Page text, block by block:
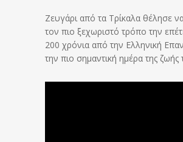
Ζευγάρι από τα Τρίκαλα θέλησε
τον πιο ξεχωριστό τρόπο την
200 χρόνια από την Ελληνική
την πιο σημαντική ημέρα της ζωής